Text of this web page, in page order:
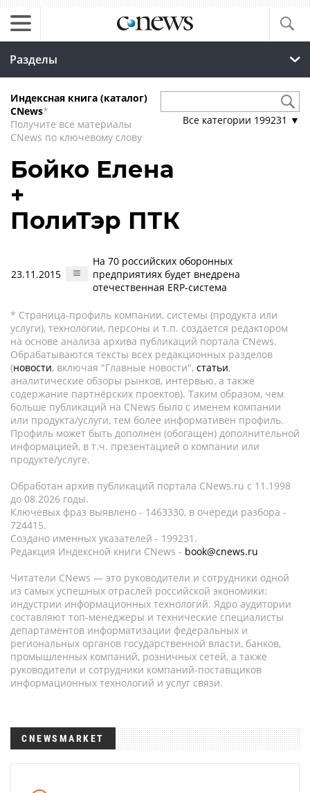
Разделы
Индексная книга (каталог)
CNews*
Получите все материалы
CNews по ключевому слову
Все категории 199231 ▼
Бойко Елена
+
ПолиТэр ПТК
23.11.2015
На 70 российских оборонных
предприятиях будет внедрена
отечественная ERP-система
* Страница-профиль компании, системы (продукта или
услуги), технологии, персоны и т.п. создается редактором
на основе анализа архива публикаций портала CNews.
Обрабатываются тексты всех редакционных разделов
(новости, включая "Главные новости", статьи,
аналитические обзоры рынков, интервью, а также
содержание партнёрских проектов). Таким образом, чем
больше публикаций на CNews было с именем компании
или продукта/услуги, тем более информативен профиль.
Профиль может быть дополнен (обогащен) дополнительной
информацией, в т.ч. презентацией о компании или
продукте/услуге.
Обработан архив публикаций портала CNews.ru c 11.1998
до 08.2026 годы.
Ключевых фраз выявлено - 1463330, в очереди разбора -
724415.
Создано именных указателей - 199231.
Редакция Индексной книги CNews - book@cnews.ru
Читатели CNews — это руководители и сотрудники одной
из самых успешных отраслей российской экономики:
индустрии информационных технологий. Ядро аудитории
составляют топ-менеджеры и технические специалисты
департаментов информатизации федеральных и
региональных органов государственной власти, банков,
промышленных компаний, розничных сетей, а также
руководители и сотрудники компаний-поставщиков
информационных технологий и услуг связи.
CNEWSMARKET